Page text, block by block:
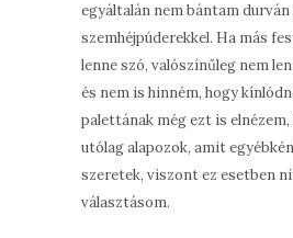
egyáltalán nem bántam durván
szemhéjpúderekkel. Ha más
lenne szó, valószínűleg nem
és nem is hinném, hogy
palettának még ezt is elnézem,
utólag alapozok, amit
szeretek, viszont ez esetben
választásom.